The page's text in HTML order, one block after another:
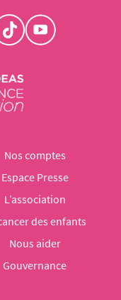
Nos comptes
Espace Presse
L’association
des enfants
Nous aider
Gouvernance